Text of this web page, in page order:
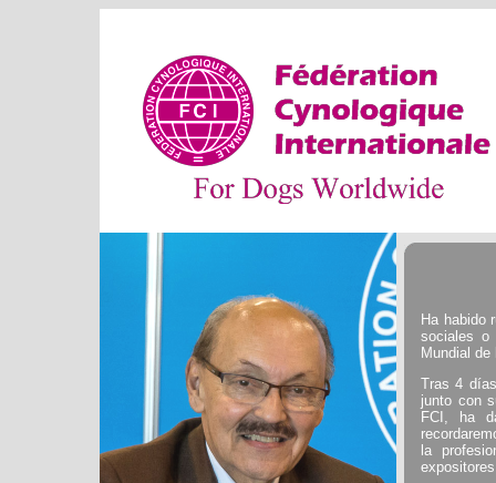
Ha habido
sociales o
Mundial
Tras 4
junto con
FCI, ha
la